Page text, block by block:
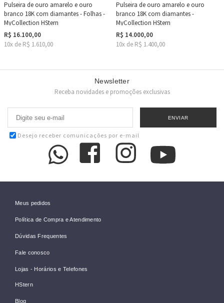
Pulseira de ouro amarelo e ouro
branco 18K com diamantes - Folhas -
MyCollection HStern
R$ 16.100,00
10x de R$ 1.610,00
Pulseira de ouro amarelo e ouro
branco 18K com diamantes -
MyCollection HStern
R$ 14.000,00
10x de R$ 1.400,00
Newsletter
Receba novidades e promoções exclusivas
Desejo receber comunicações por e-mail
Meus pedidos
Política de Compra e Atendimento
Dúvidas Frequentes
Fale conosco
Lojas - Horários e Telefones
HStern
Blog